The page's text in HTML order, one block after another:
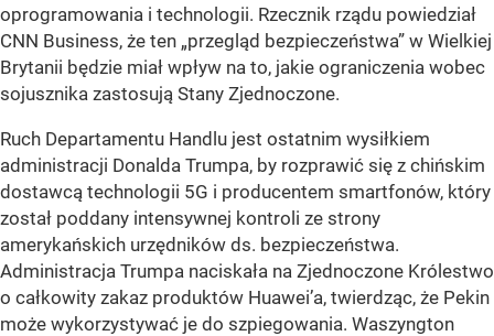
oprogramowania i technologii. Rzecznik rządu powiedział
CNN Business, że ten „przegląd bezpieczeństwa” w Wielkiej
Brytanii będzie miał wpływ na to, jakie ograniczenia wobec
sojusznika zastosują Stany Zjednoczone.
Ruch Departamentu Handlu jest ostatnim wysiłkiem
administracji Donalda Trumpa, by rozprawić się z chińskim
dostawcą technologii 5G i producentem smartfonów, który
został poddany intensywnej kontroli ze strony
amerykańskich urzędników ds. bezpieczeństwa.
Administracja Trumpa naciskała na Zjednoczone Królestwo
o całkowity zakaz produktów Huawei’a, twierdząc, że Pekin
może wykorzystywać je do szpiegowania. Waszyngton